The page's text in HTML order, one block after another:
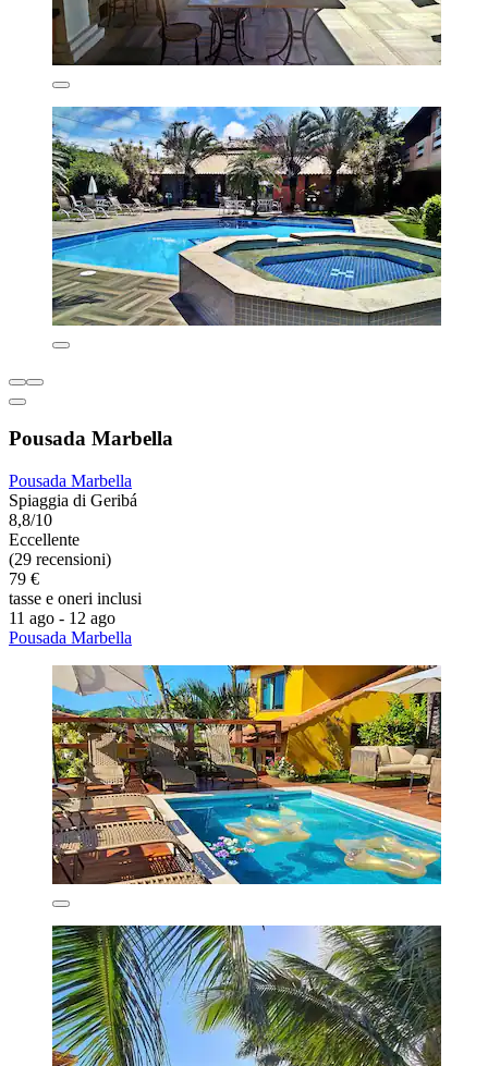
Pousada Marbella
Pousada Marbella
Spiaggia di Geribá
8,8/10
Eccellente
(29 recensioni)
79 €
tasse e oneri inclusi
11 ago - 12 ago
Pousada Marbella